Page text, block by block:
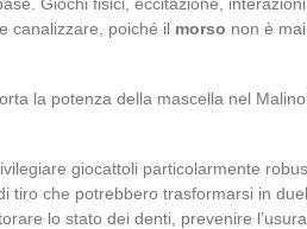
canalizzare, poiché il morso non è
la potenza della mascella nel
giocattoli particolarmente
tiro che potrebbero trasformarsi in
lo stato dei denti, prevenire